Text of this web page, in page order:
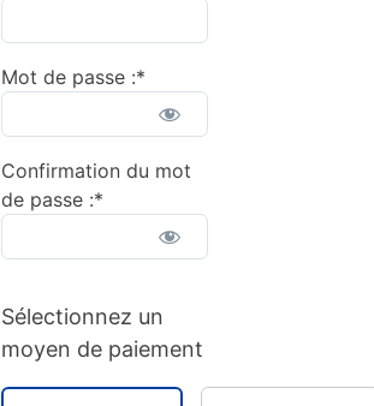
Mot de passe :*
Confirmation du mot
de passe :*
Sélectionnez un
moyen de paiement